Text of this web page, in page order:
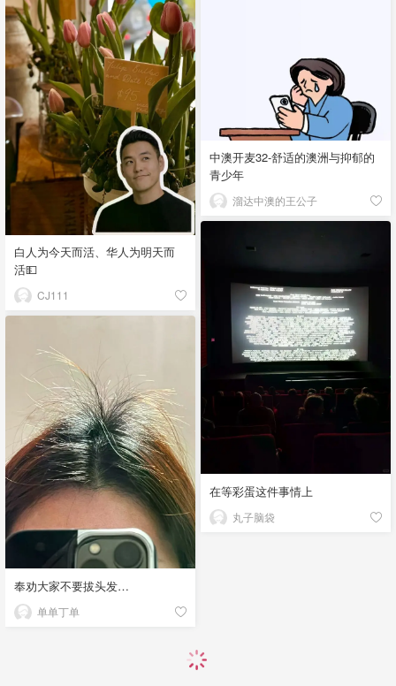
中澳开麦32-舒适的澳洲与抑郁的
青少年
溜达中澳的王公子
白人为今天而活、华人为明天而
活💵
CJ111
在等彩蛋这件事情上
丸子脑袋
奉劝大家不要拔头发…
单单丁单